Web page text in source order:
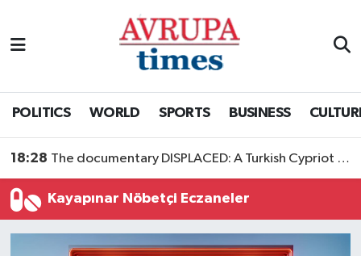
POLITICS WORLD SPORTS BUSINESS
18:28 The documentary DISPLACED: A Turkish Cypriot Story is now available to watch
Kayapınar Nöbetçi Eczaneler
Nöbetçi Eczaneler